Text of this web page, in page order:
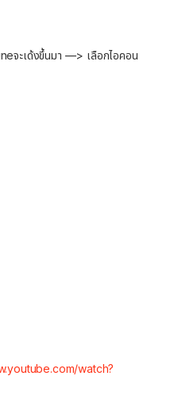
จะเด้งขึ้นมา —> เลือกไอคอน
watch?